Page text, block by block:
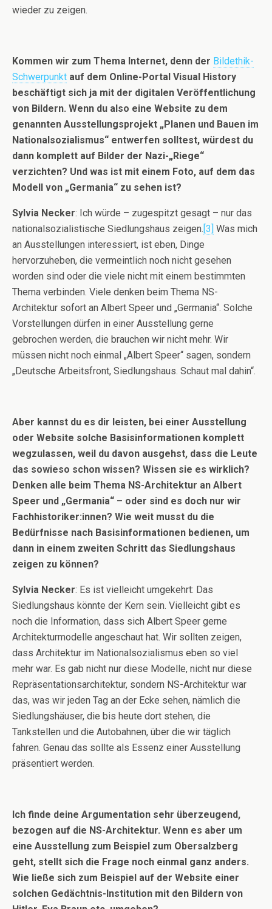
wieder zu zeigen.
Kommen wir zum Thema Internet, denn der Bildethik-
Schwerpunkt auf dem Online-Portal Visual History
beschäftigt sich ja mit der digitalen Veröffentlichung
von Bildern. Wenn du also eine Website zu dem
genannten Ausstellungsprojekt „Planen und Bauen im
Nationalsozialismus“ entwerfen solltest, würdest du
dann komplett auf Bilder der Nazi-„Riege“
verzichten? Und was ist mit einem Foto, auf dem das
Modell von „Germania“ zu sehen ist?
Sylvia Necker: Ich würde – zugespitzt gesagt – nur das
nationalsozialistische Siedlungshaus zeigen.[3] Was mich
an Ausstellungen interessiert, ist eben, Dinge
hervorzuheben, die vermeintlich noch nicht gesehen
worden sind oder die viele nicht mit einem bestimmten
Thema verbinden. Viele denken beim Thema NS-
Architektur sofort an Albert Speer und „Germania“. Solche
Vorstellungen dürfen in einer Ausstellung gerne
gebrochen werden, die brauchen wir nicht mehr. Wir
müssen nicht noch einmal „Albert Speer“ sagen, sondern
„Deutsche Arbeitsfront, Siedlungshaus. Schaut mal dahin“.
Aber kannst du es dir leisten, bei einer Ausstellung
oder Website solche Basisinformationen komplett
wegzulassen, weil du davon ausgehst, dass die Leute
das sowieso schon wissen? Wissen sie es wirklich?
Denken alle beim Thema NS-Architektur an Albert
Speer und „Germania“ – oder sind es doch nur wir
Fachhistoriker:innen? Wie weit musst du die
Bedürfnisse nach Basisinformationen bedienen, um
dann in einem zweiten Schritt das Siedlungshaus
zeigen zu können?
Sylvia Necker: Es ist vielleicht umgekehrt: Das
Siedlungshaus könnte der Kern sein. Vielleicht gibt es
noch die Information, dass sich Albert Speer gerne
Architekturmodelle angeschaut hat. Wir sollten zeigen,
dass Architektur im Nationalsozialismus eben so viel
mehr war. Es gab nicht nur diese Modelle, nicht nur diese
Repräsentationsarchitektur, sondern NS-Architektur war
das, was wir jeden Tag an der Ecke sehen, nämlich die
Siedlungshäuser, die bis heute dort stehen, die
Tankstellen und die Autobahnen, über die wir täglich
fahren. Genau das sollte als Essenz einer Ausstellung
präsentiert werden.
Ich finde deine Argumentation sehr überzeugend,
bezogen auf die NS-Architektur. Wenn es aber um
eine Ausstellung zum Beispiel zum Obersalzberg
geht, stellt sich die Frage noch einmal ganz anders.
Wie ließe sich zum Beispiel auf der Website einer
solchen Gedächtnis-Institution mit den Bildern von